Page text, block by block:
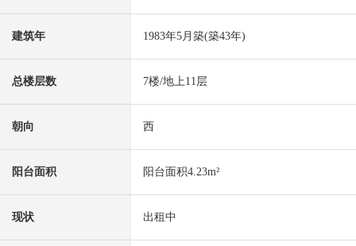
建筑年 1983年5月築(築43年)
总楼层数 7楼/地上11层
朝向 西
阳台面积 阳台面积4.23m²
现状 出租中